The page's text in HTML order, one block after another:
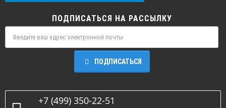
ПОДПИСАТЬСЯ НА РАССЫЛКУ
ПОДПИСАТЬСЯ
+7 (499) 350-22-51